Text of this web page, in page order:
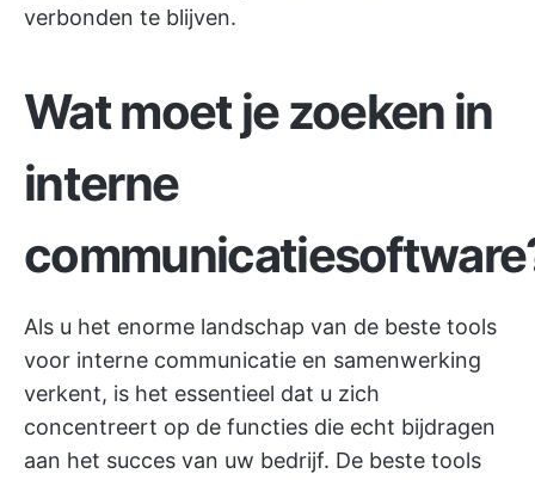
verbonden te blijven.
Wat moet je zoeken in
interne
Als u het enorme landschap van de beste tools
voor interne communicatie en samenwerking
verkent, is het essentieel dat u zich
concentreert op de functies die echt bijdragen
aan het succes van uw bedrijf. De beste tools